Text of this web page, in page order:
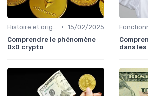
Histoire et origines des cryptomonnaies • 15/02/2025
Comprendre le phénomène
0x0 crypto
dans